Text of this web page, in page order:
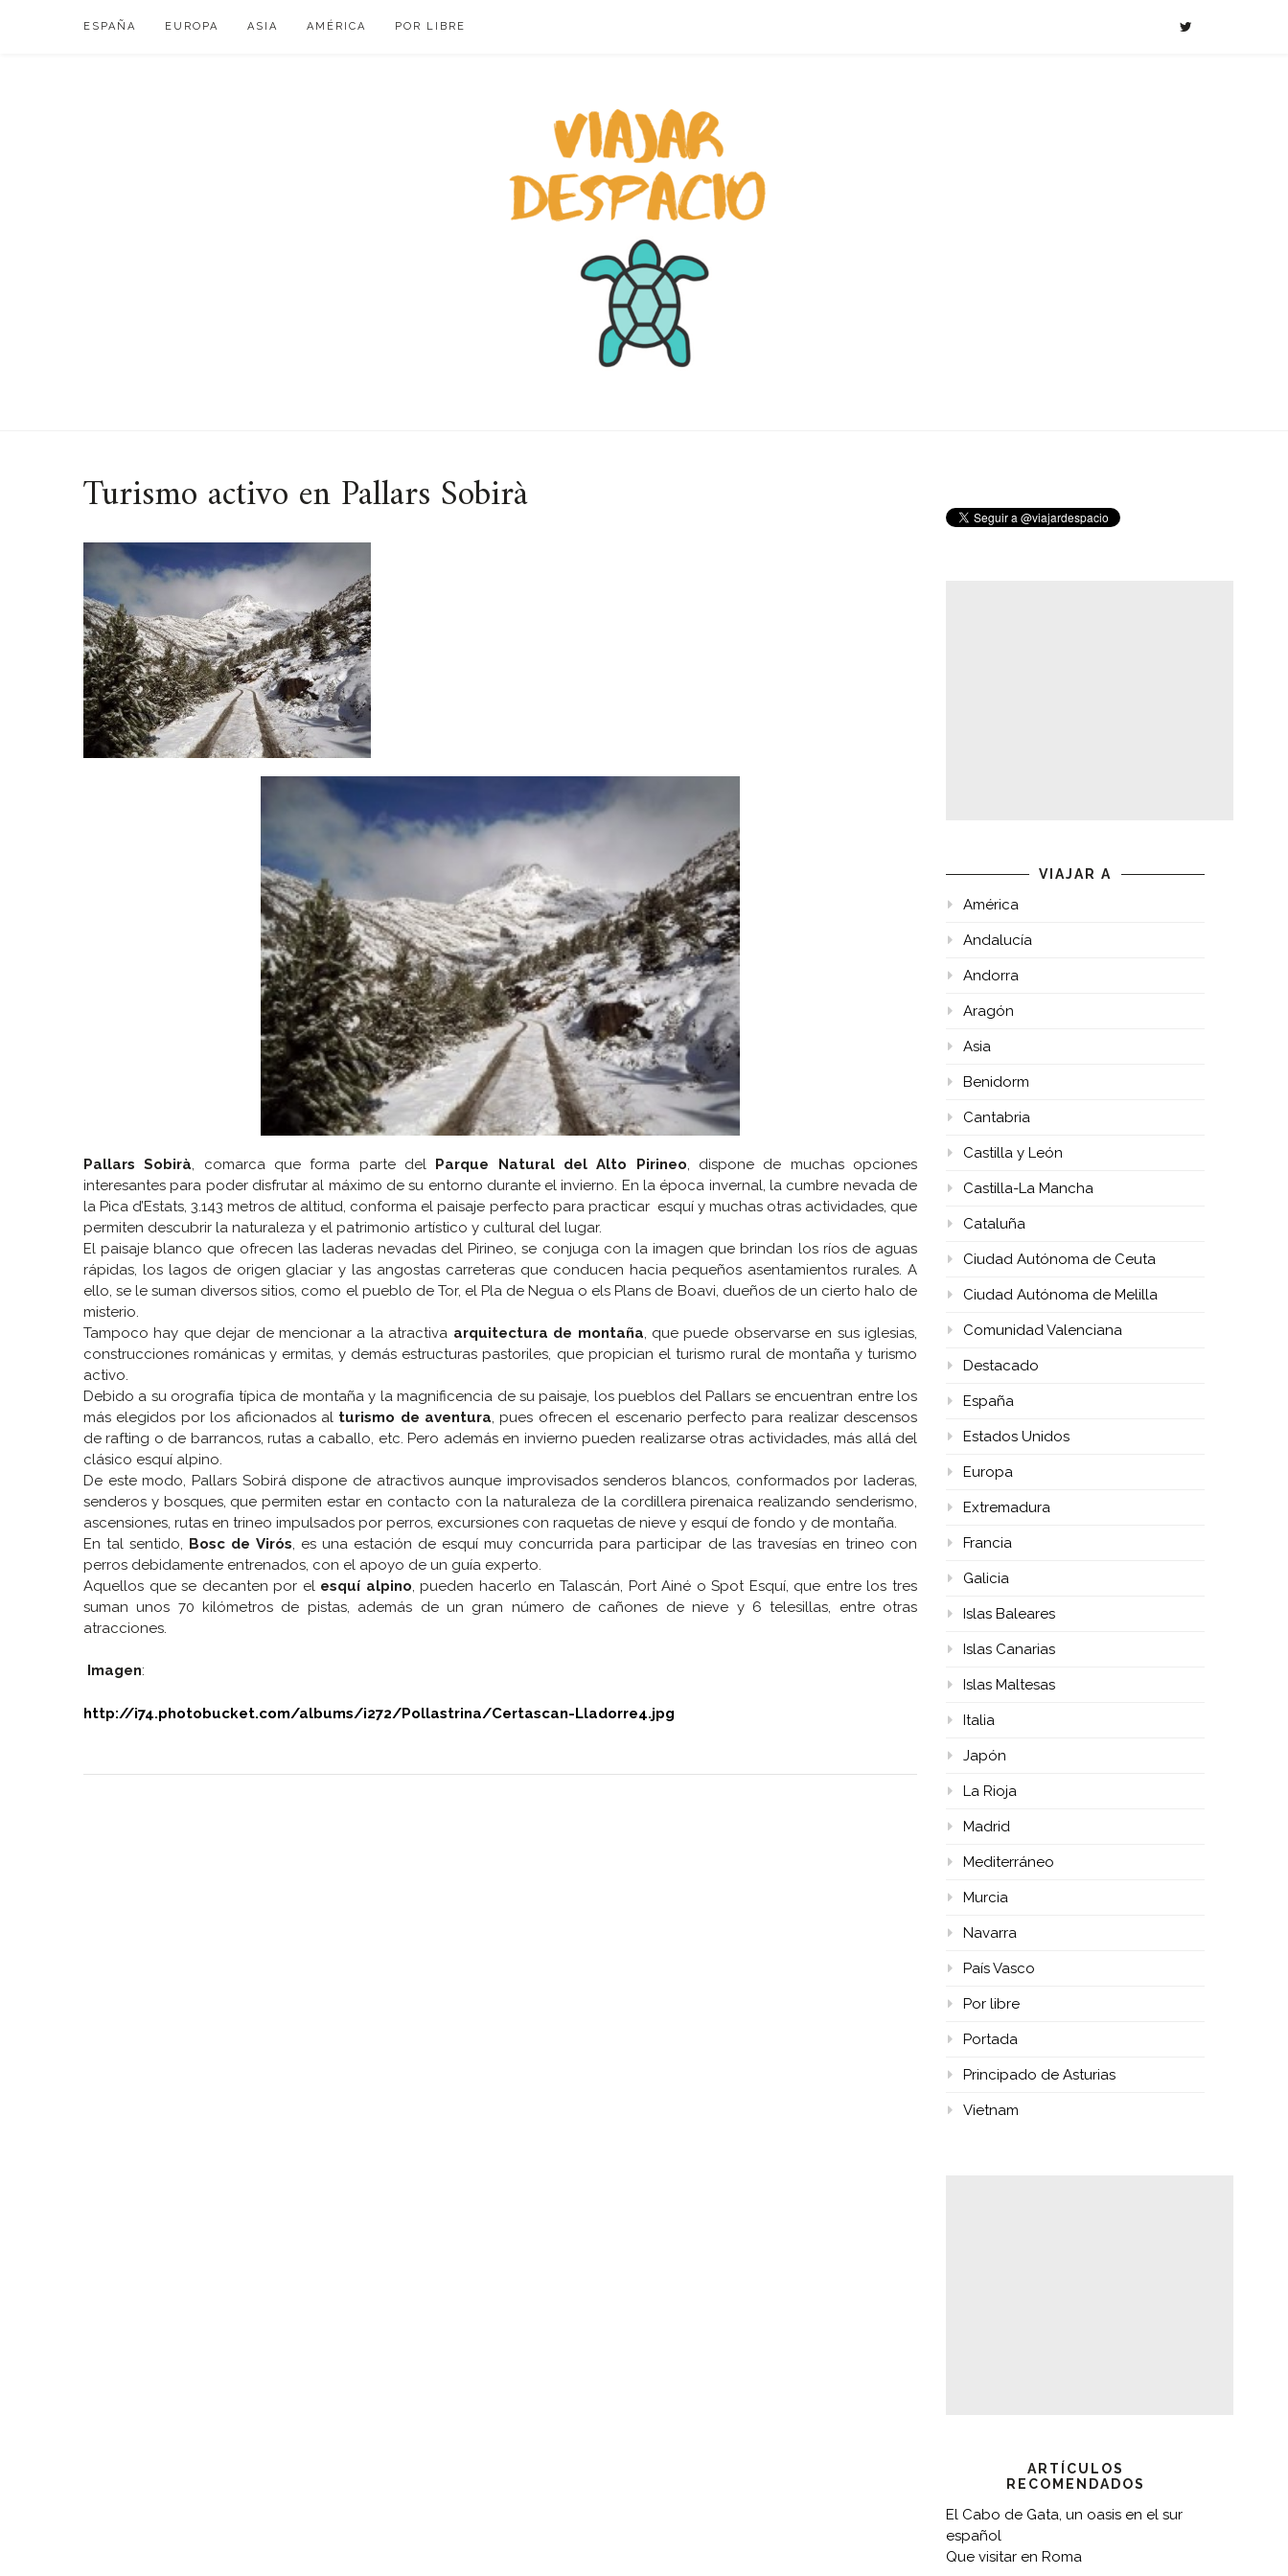
ESPAÑA EUROPA ASIA AMÉRICA POR LIBRE
Turismo activo en Pallars Sobirà
Pallars Sobirà , comarca que forma parte del Parque Natural del Alto Pirineo , dispone de muchas opciones
interesantes para poder disfrutar al máximo de su entorno durante el invierno. En la época invernal, la cumbre nevada de
la Pica d’Estats, 3.143 metros de altitud, conforma el paisaje perfecto para practicar esquí y muchas otras actividades, que
permiten descubrir la naturaleza y el patrimonio artístico y cultural del lugar.
El paisaje blanco que ofrecen las laderas nevadas del Pirineo, se conjuga con la imagen que brindan los ríos de aguas
rápidas, los lagos de origen glaciar y las angostas carreteras que conducen hacia pequeños asentamientos rurales. A
ello, se le suman diversos sitios, como el pueblo de Tor, el Pla de Negua o els Plans de Boavi, dueños de un cierto halo de
misterio.
Tampoco hay que dejar de mencionar a la atractiva arquitectura de montaña , que puede observarse en sus iglesias,
construcciones románicas y ermitas, y demás estructuras pastoriles, que propician el turismo rural de montaña y turismo
activo.
Debido a su orografía típica de montaña y la magnificencia de su paisaje, los pueblos del Pallars se encuentran entre los
más elegidos por los aficionados al turismo de aventura , pues ofrecen el escenario perfecto para realizar descensos
de rafting o de barrancos, rutas a caballo, etc. Pero además en invierno pueden realizarse otras actividades, más allá del
clásico esquí alpino.
De este modo, Pallars Sobirá dispone de atractivos aunque improvisados senderos blancos, conformados por laderas,
senderos y bosques, que permiten estar en contacto con la naturaleza de la cordillera pirenaica realizando senderismo,
ascensiones, rutas en trineo impulsados por perros, excursiones con raquetas de nieve y esquí de fondo y de montaña.
En tal sentido, Bosc de Virós , es una estación de esquí muy concurrida para participar de las travesías en trineo con
perros debidamente entrenados, con el apoyo de un guía experto.
Aquellos que se decanten por el esquí alpino , pueden hacerlo en Talascán, Port Ainé o Spot Esquí, que entre los tres
suman unos 70 kilómetros de pistas, además de un gran número de cañones de nieve y 6 telesillas, entre otras
atracciones.
Imagen:
http://i74.photobucket.com/albums/i272/Pollastrina/Certascan-Lladorre4.jpg
VIAJAR A
América
Andalucía
Andorra
Aragón
Asia
Benidorm
Cantabria
Castilla y León
Castilla-La Mancha
Cataluña
Ciudad Autónoma de Ceuta
Ciudad Autónoma de Melilla
Comunidad Valenciana
Destacado
España
Estados Unidos
Europa
Extremadura
Francia
Galicia
Islas Baleares
Islas Canarias
Islas Maltesas
Italia
Japón
La Rioja
Madrid
Mediterráneo
Murcia
Navarra
País Vasco
Por libre
Portada
Principado de Asturias
Vietnam
ARTÍCULOS
RECOMENDADOS
El Cabo de Gata, un oasis en el sur
español
Que visitar en Roma